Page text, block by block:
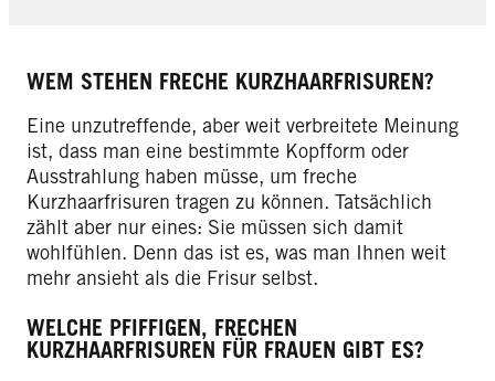
WEM STEHEN FRECHE KURZHAARFRISUREN?
Eine unzutreffende, aber weit verbreitete Meinung
ist, dass man eine bestimmte Kopfform oder
Ausstrahlung haben müsse, um freche
Kurzhaarfrisuren tragen zu können. Tatsächlich
zählt aber nur eines: Sie müssen sich damit
wohlfühlen. Denn das ist es, was man Ihnen weit
mehr ansieht als die Frisur selbst.
WELCHE PFIFFIGEN, FRECHEN
KURZHAARFRISUREN FÜR FRAUEN GIBT ES?